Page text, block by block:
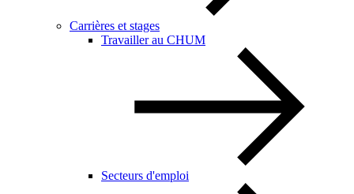
Carrières et stages
Travailler au CHUM
Secteurs d'emploi